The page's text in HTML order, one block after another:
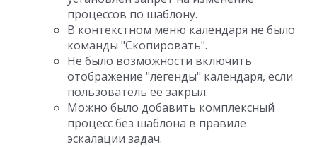
процессов по шаблону.
В контекстном меню календаря не было
команды "Скопировать".
Не было возможности включить
отображение "легенды" календаря, если
пользователь ее закрыл.
Можно было добавить комплексный
процесс без шаблона в правиле
эскалации задач.